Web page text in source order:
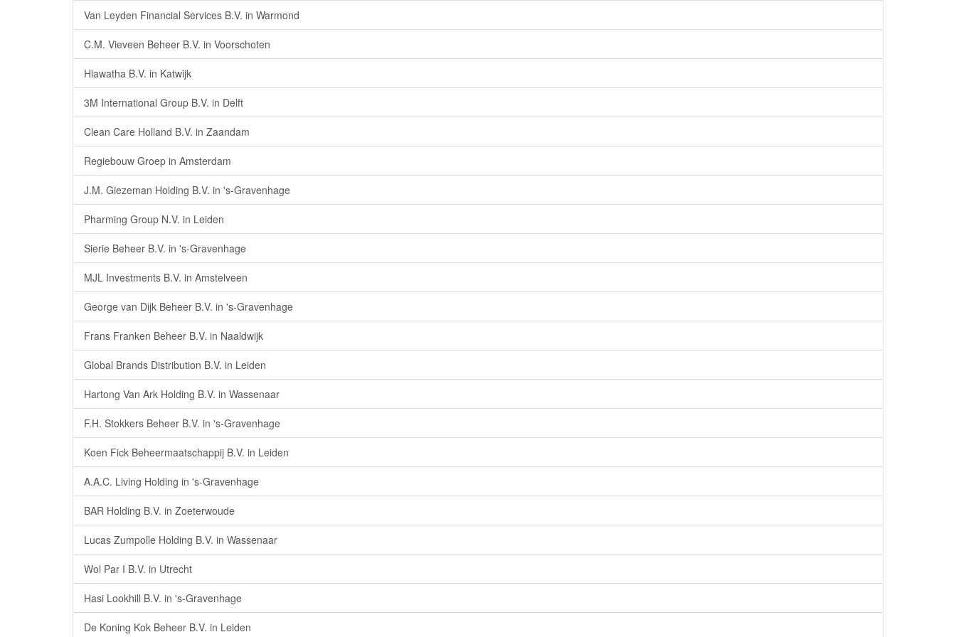
Van Leyden Financial Services B.V. in Warmond
C.M. Vieveen Beheer B.V. in Voorschoten
Hiawatha B.V. in Katwijk
3M International Group B.V. in Delft
Clean Care Holland B.V. in Zaandam
Regiebouw Groep in Amsterdam
J.M. Giezeman Holding B.V. in 's-Gravenhage
Pharming Group N.V. in Leiden
Sierie Beheer B.V. in 's-Gravenhage
MJL Investments B.V. in Amstelveen
George van Dijk Beheer B.V. in 's-Gravenhage
Frans Franken Beheer B.V. in Naaldwijk
Global Brands Distribution B.V. in Leiden
Hartong Van Ark Holding B.V. in Wassenaar
F.H. Stokkers Beheer B.V. in 's-Gravenhage
Koen Fick Beheermaatschappij B.V. in Leiden
A.A.C. Living Holding in 's-Gravenhage
BAR Holding B.V. in Zoeterwoude
Lucas Zumpolle Holding B.V. in Wassenaar
Wol Par I B.V. in Utrecht
Hasi Lookhill B.V. in 's-Gravenhage
De Koning Kok Beheer B.V. in Leiden